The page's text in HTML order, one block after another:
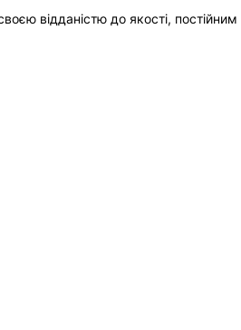
відданістю до якості,